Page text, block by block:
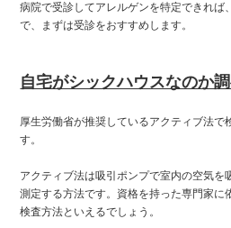
病院で受診してアレルゲンを特定できれば
で、まずは受診をおすすめします。
自宅がシックハウスなのか
厚生労働省が推奨しているアクティブ法で
す。
アクティブ法は吸引ポンプで室内の空気を
測定する方法です。資格を持った専門家に
検査方法といえるでしょう。